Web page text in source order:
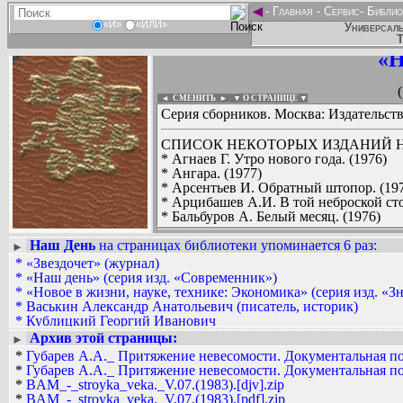
«И» «ИЛИ»
◄- Главная - Сервис-
◄ СМЕНИТЬ ► ▼ О СТРАНИЦЕ ▼
Серия сборников. Москва:
СПИСОК НЕКОТОРЫХ ИЗДАНИЙ
* Агнаев Г. Утро нового года. (1976)
* Ангара. (1977)
* Арсентьев И. Обратный штопор.
* Арцибашев А.И. В той неброской
* Бальбуров А. Белый месяц. (1976)
* БАМ - стройка века. (1975)
* БАМ - стройка века. Выпуск 3.
* БАМ - стройка века. Выпуск 5.
* БАМ - стройка века. Выпуск 6.
* БАМ - стройка века. Выпуск
* БАМ - стройка века. Выпуск 8.
* Бобров А.А. Белая дорога. (1986)
* Бобров Р.В. Лесники из
* Бобров Р.В. Мендовский проспект.
* Бондаренко Б.Е. Цейтнот. (1974)
* Брянская И.А. Щедрость. (1989)
Игорь Беспалов, Николаева, НМШ...
СПИСОК НЕКОТОРЫХ
...
► Наш День на страницах библиотеки упоминается 6 раз:
* «Звездочет» (журнал)
* «Наш день» (серия изд. «Современник»)
* «Новое в жизни, науке, технике: Экономика» (серия изд.
* Васькин Александр Анатольевич (писатель, историк)
* Кублицкий Георгий Иванович
* Литература. Обществоведение: Художественная
►
Архив этой страницы:
* Губарев А.А._ Притяжение невесомости. Документальная
* Губарев А.А._ Притяжение невесомости. Документальная
* BAM_-_stroyka_veka._V.07.(1983).[djv].zip
* BAM_-_stroyka_veka._V.07.(1983).[pdf].zip